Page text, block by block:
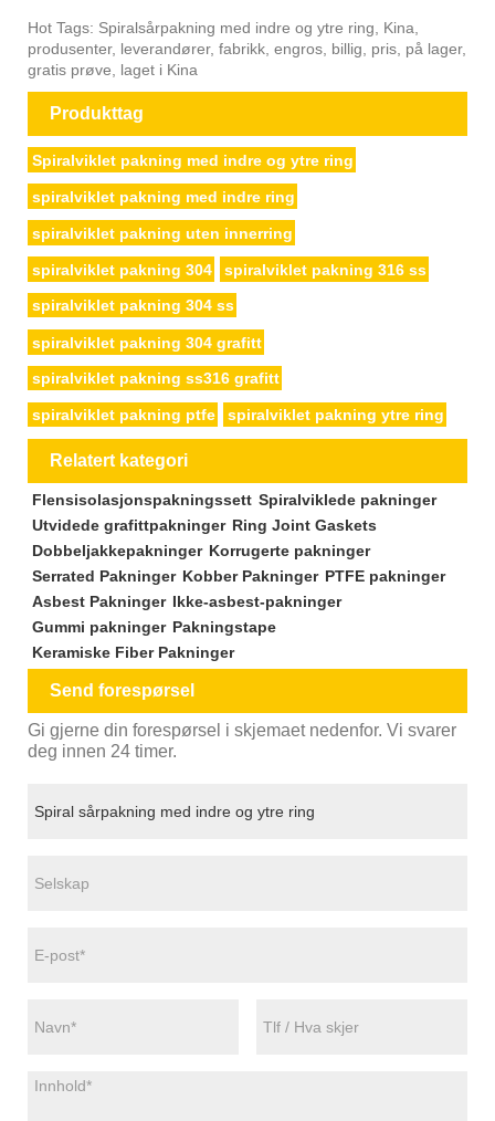
Hot Tags: Spiralsårpakning med indre og ytre ring, Kina,
produsenter, leverandører, fabrikk, engros, billig, pris, på lager,
gratis prøve, laget i Kina
Produkttag
Spiralviklet pakning med indre og ytre ring
spiralviklet pakning med indre ring
spiralviklet pakning uten innerring
spiralviklet pakning 304 spiralviklet pakning 316 ss
spiralviklet pakning 304 ss
spiralviklet pakning 304 grafitt
spiralviklet pakning ss316 grafitt
spiralviklet pakning ptfe spiralviklet pakning ytre ring
Relatert kategori
Flensisolasjonspakningssett Spiralviklede pakninger
Utvidede grafittpakninger Ring Joint Gaskets
Dobbeljakkepakninger Korrugerte pakninger
Serrated Pakninger Kobber Pakninger PTFE pakninger
Asbest Pakninger Ikke-asbest-pakninger
Gummi pakninger Pakningstape
Keramiske Fiber Pakninger
Send forespørsel
Gi gjerne din forespørsel i skjemaet nedenfor. Vi svarer
deg innen 24 timer.